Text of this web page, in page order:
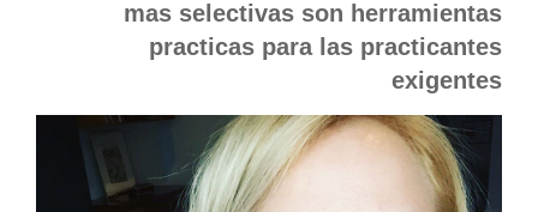
mas selectivas son herramientas
practicas para las practicantes
exigentes